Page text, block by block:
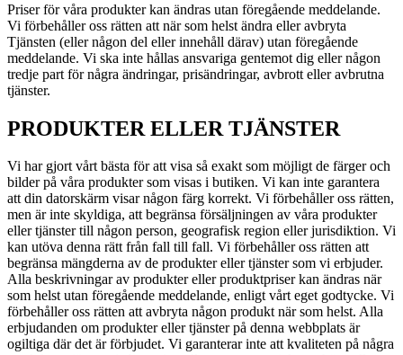
Priser för våra produkter kan ändras utan föregående meddelande.
Vi förbehåller oss rätten att när som helst ändra eller avbryta
Tjänsten (eller någon del eller innehåll därav) utan föregående
meddelande. Vi ska inte hållas ansvariga gentemot dig eller någon
tredje part för några ändringar, prisändringar, avbrott eller avbrutna
tjänster.
PRODUKTER ELLER TJÄNSTER
Vi har gjort vårt bästa för att visa så exakt som möjligt de färger och
bilder på våra produkter som visas i butiken. Vi kan inte garantera
att din datorskärm visar någon färg korrekt. Vi förbehåller oss rätten,
men är inte skyldiga, att begränsa försäljningen av våra produkter
eller tjänster till någon person, geografisk region eller jurisdiktion. Vi
kan utöva denna rätt från fall till fall. Vi förbehåller oss rätten att
begränsa mängderna av de produkter eller tjänster som vi erbjuder.
Alla beskrivningar av produkter eller produktpriser kan ändras när
som helst utan föregående meddelande, enligt vårt eget godtycke. Vi
förbehåller oss rätten att avbryta någon produkt när som helst. Alla
erbjudanden om produkter eller tjänster på denna webbplats är
ogiltiga där det är förbjudet. Vi garanterar inte att kvaliteten på några